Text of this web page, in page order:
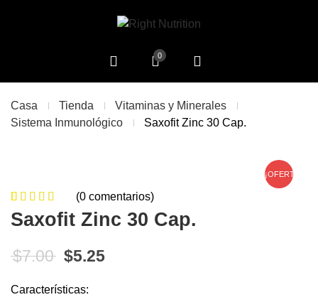
0
Casa Tienda
Vitaminas y Minerales
Sistema Inmunológico
Saxofit Zinc 30 Cap.
¡OFERTA!
0de
5
0
customer
ratings
(0 comentarios)
Saxofit Zinc 30 Cap.
$7.00 El precio original era: $7.00.
$5.25El precio actual es: $5.25.
Características: